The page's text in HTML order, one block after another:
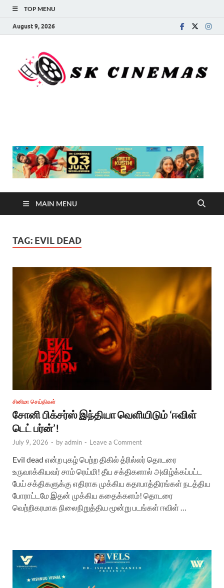
TOP MENU
August 9, 2026
MAIN MENU
TAG: EVIL DEAD
சினிமா செய்திகள்
சோனி பிக்சர்ஸ் இந்தியா வெளியிடும் ‘ஈவிள்
டெட் பர்ன்’!
July 9, 2026 - byadmin - Leave a Comment
Evil dead என்ற புகழ் பெற்ற திகில் த்ரில்லர் தொடரை
உருவாக்கியவர் சாம் ரெய்மி! தீய சக்திகளால் அவிழ்க்கப்பட்ட
பேய் சக்திகளுக்கு எதிராக முக்கிய கதாபாத்திரங்கள் நடத்திய
போராட்டமே இதன் முக்கிய கதைக்களம்! தொடரை
வெற்றிகரமாக நிலைநிறுத்திய மூன்று படங்கள் ஈவிள் …